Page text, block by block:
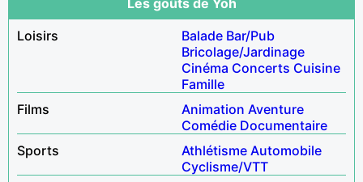
Loisirs
Balade Bar/Pub
Bricolage/Jardinage
Cinéma Concerts Cuisine
Famille
Films
Animation Aventure
Comédie Documentaire
Sports
Athlétisme Automobile
Cyclisme/VTT